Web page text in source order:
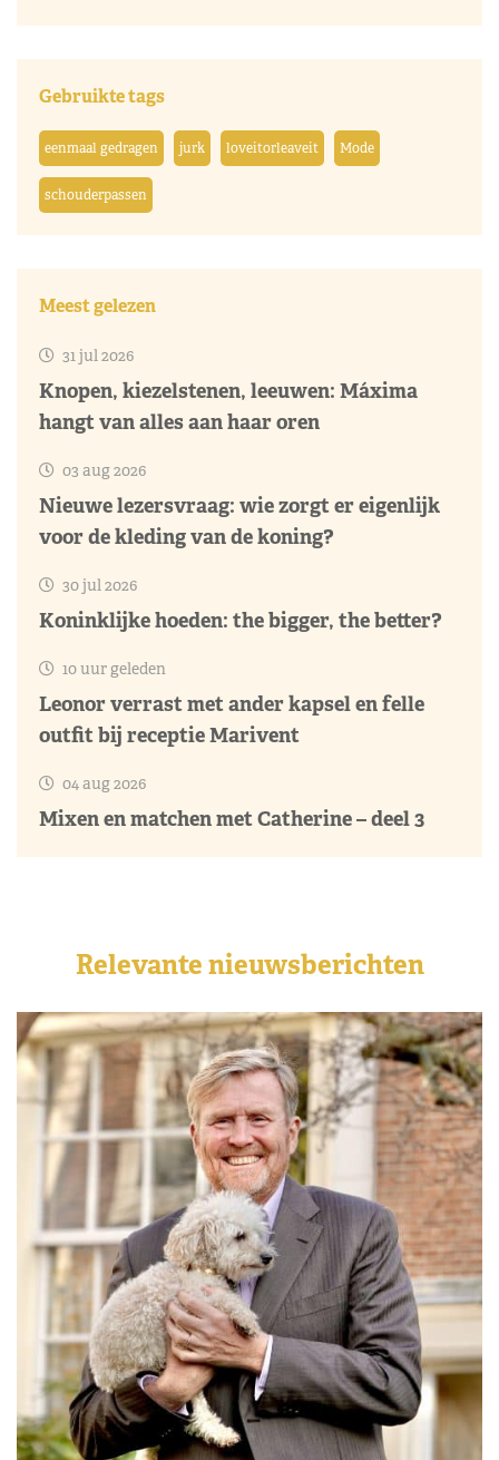
Gebruikte tags
eenmaal gedragen jurk loveitorleaveit Mode
schouderpassen
Meest gelezen
31 jul 2026
Knopen, kiezelstenen, leeuwen: Máxima
hangt van alles aan haar oren
03 aug 2026
Nieuwe lezersvraag: wie zorgt er eigenlijk
voor de kleding van de koning?
30 jul 2026
Koninklijke hoeden: the bigger, the better?
10 uur geleden
Leonor verrast met ander kapsel en felle
outfit bij receptie Marivent
04 aug 2026
Mixen en matchen met Catherine – deel 3
Relevante nieuwsberichten